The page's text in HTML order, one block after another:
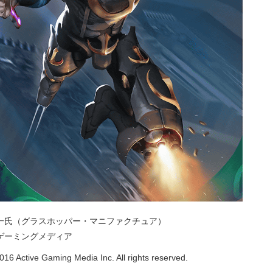
氏（グラスホッパー・マニファクチュア）
ーミングメディア
Active Gaming Media Inc. All rights reserved.